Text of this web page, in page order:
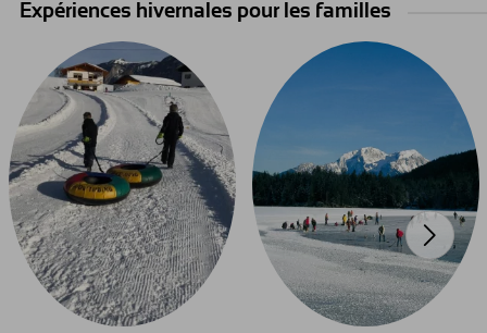
Expériences hivernales pour les familles